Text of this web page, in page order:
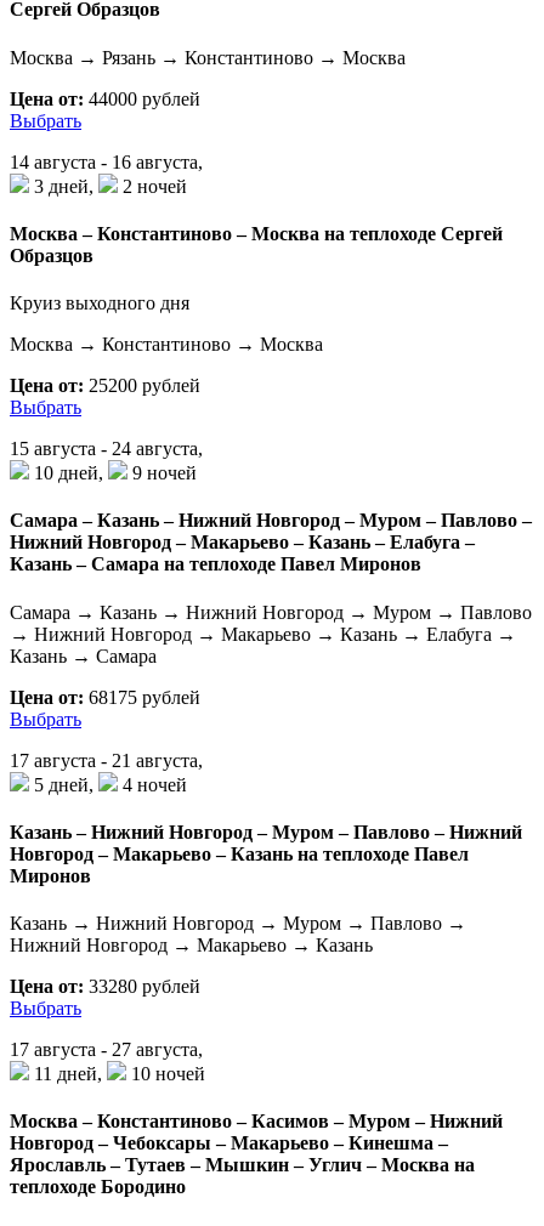
Сергей Образцов
Москва → Рязань → Константиново → Москва
Цена от: 44000 рублей
Выбрать
14 августа - 16 августа,
3 дней,
2 ночей
Москва – Константиново – Москва на теплоходе Сергей
Образцов
Круиз выходного дня
Москва → Константиново → Москва
Цена от: 25200 рублей
Выбрать
15 августа - 24 августа,
10 дней,
9 ночей
Самара – Казань – Нижний Новгород – Муром – Павлово –
Нижний Новгород – Макарьево – Казань – Елабуга –
Казань – Самара на теплоходе Павел Миронов
Самара → Казань → Нижний Новгород → Муром → Павлово
→ Нижний Новгород → Макарьево → Казань → Елабуга →
Казань → Самара
Цена от: 68175 рублей
Выбрать
17 августа - 21 августа,
5 дней,
4 ночей
Казань – Нижний Новгород – Муром – Павлово – Нижний
Новгород – Макарьево – Казань на теплоходе Павел
Миронов
Казань → Нижний Новгород → Муром → Павлово →
Нижний Новгород → Макарьево → Казань
Цена от: 33280 рублей
Выбрать
17 августа - 27 августа,
11 дней,
10 ночей
Москва – Константиново – Касимов – Муром – Нижний
Новгород – Чебоксары – Макарьево – Кинешма –
Ярославль – Тутаев – Мышкин – Углич – Москва на
теплоходе Бородино